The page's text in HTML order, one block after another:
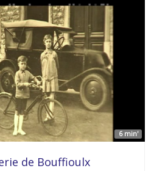
6 min'
de Bouffioulx